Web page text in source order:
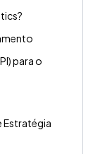
para o